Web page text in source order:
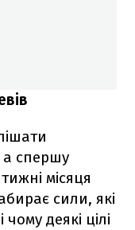
а спершу
місяця
сили, які
деякі цілі